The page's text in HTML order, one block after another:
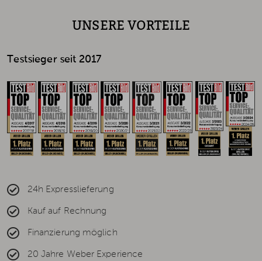
UNSERE VORTEILE
Testsieger seit 2017
24h Expresslieferung
Kauf auf Rechnung
Finanzierung möglich
20 Jahre Weber Experience